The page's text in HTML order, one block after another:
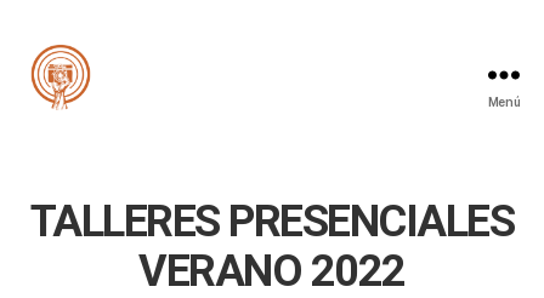
Imagen
Menú
TALLERES PRESENCIALES
VERANO 2022